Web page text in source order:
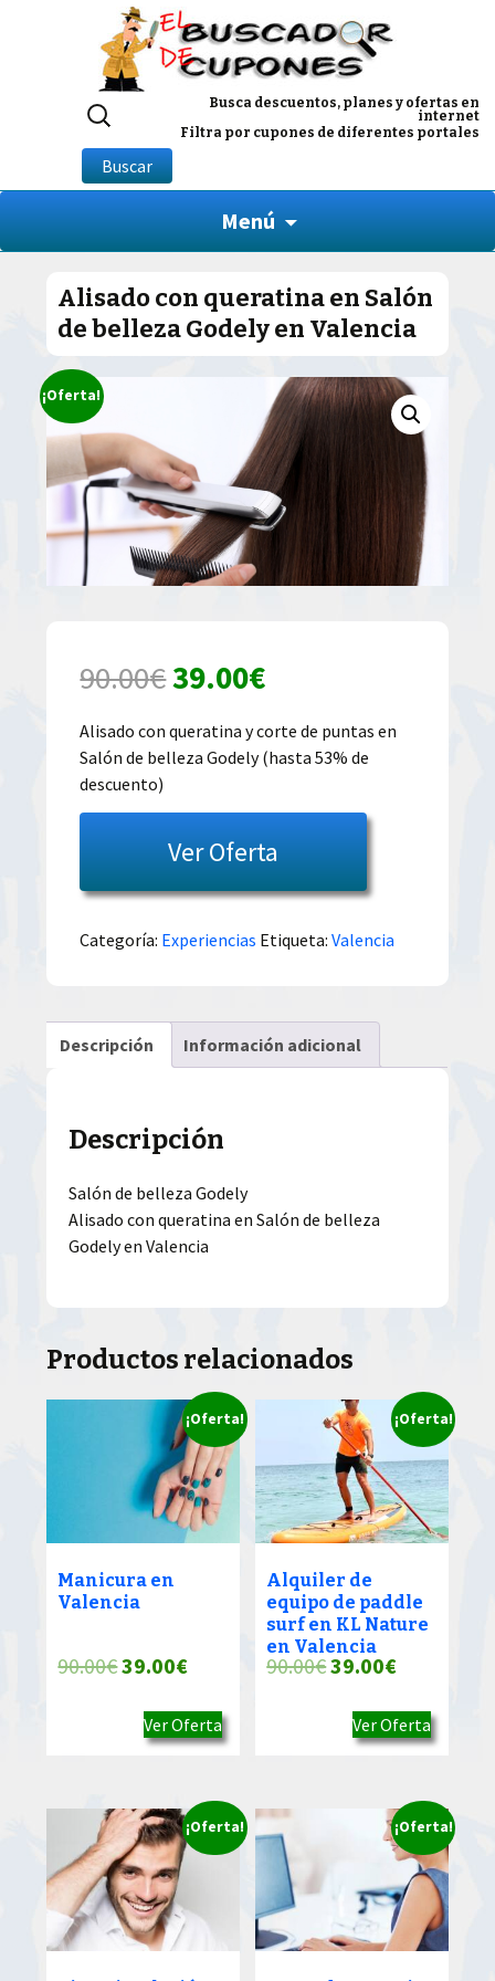
Busca descuentos, planes y ofertas en
internet
Filtra por cupones de diferentes portales
Buscar
por:
Buscar
Menú
Alisado con queratina en Salón
de belleza Godely en Valencia
¡Oferta!
90.00€El
precio
original
era:
90.00€.
39.00€El
precio
actual
es:
39.00€.
Alisado con queratina y corte de puntas en
Salón de belleza Godely (hasta 53% de
descuento)
Ver Oferta
Categoría: Experiencias Etiqueta:Valencia
Descripción Información adicional
Descripción
Salón de belleza Godely
Alisado con queratina en Salón de belleza
Godely en Valencia
Productos relacionados
¡Oferta!
Manicura en
Valencia
90.00€El
original
39.00€El
actual
39.00€.
Ver Oferta
¡Oferta!
Alquiler de
equipo de paddle
surf en KL Nature
en Valencia
90.00€El
original
39.00€El
actual
39.00€.
Ver Oferta
¡Oferta! ¡Oferta!